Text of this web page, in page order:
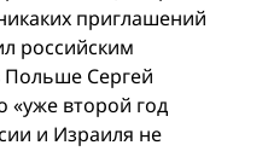
приглашений
российским
Сергей
«уже второй год
и Израиля не